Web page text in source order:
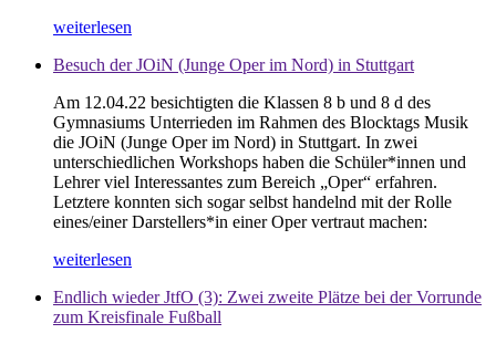
weiterlesen
Besuch der JOiN (Junge Oper im Nord) in Stuttgart
Am 12.04.22 besichtigten die Klassen 8 b und 8 d des
Gymnasiums Unterrieden im Rahmen des Blocktags Musik
die JOiN (Junge Oper im Nord) in Stuttgart. In zwei
unterschiedlichen Workshops haben die Schüler*innen und
Lehrer viel Interessantes zum Bereich „Oper“ erfahren.
Letztere konnten sich sogar selbst handelnd mit der Rolle
eines/einer Darstellers*in einer Oper vertraut machen:
weiterlesen
Endlich wieder JtfO (3): Zwei zweite Plätze bei der Vorrunde
zum Kreisfinale Fußball